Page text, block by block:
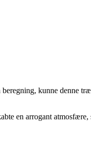
kunne denne
en arrogant